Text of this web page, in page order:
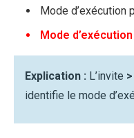
Mode d’exécution
Mode
Explication : L’invite >
identifie le mode